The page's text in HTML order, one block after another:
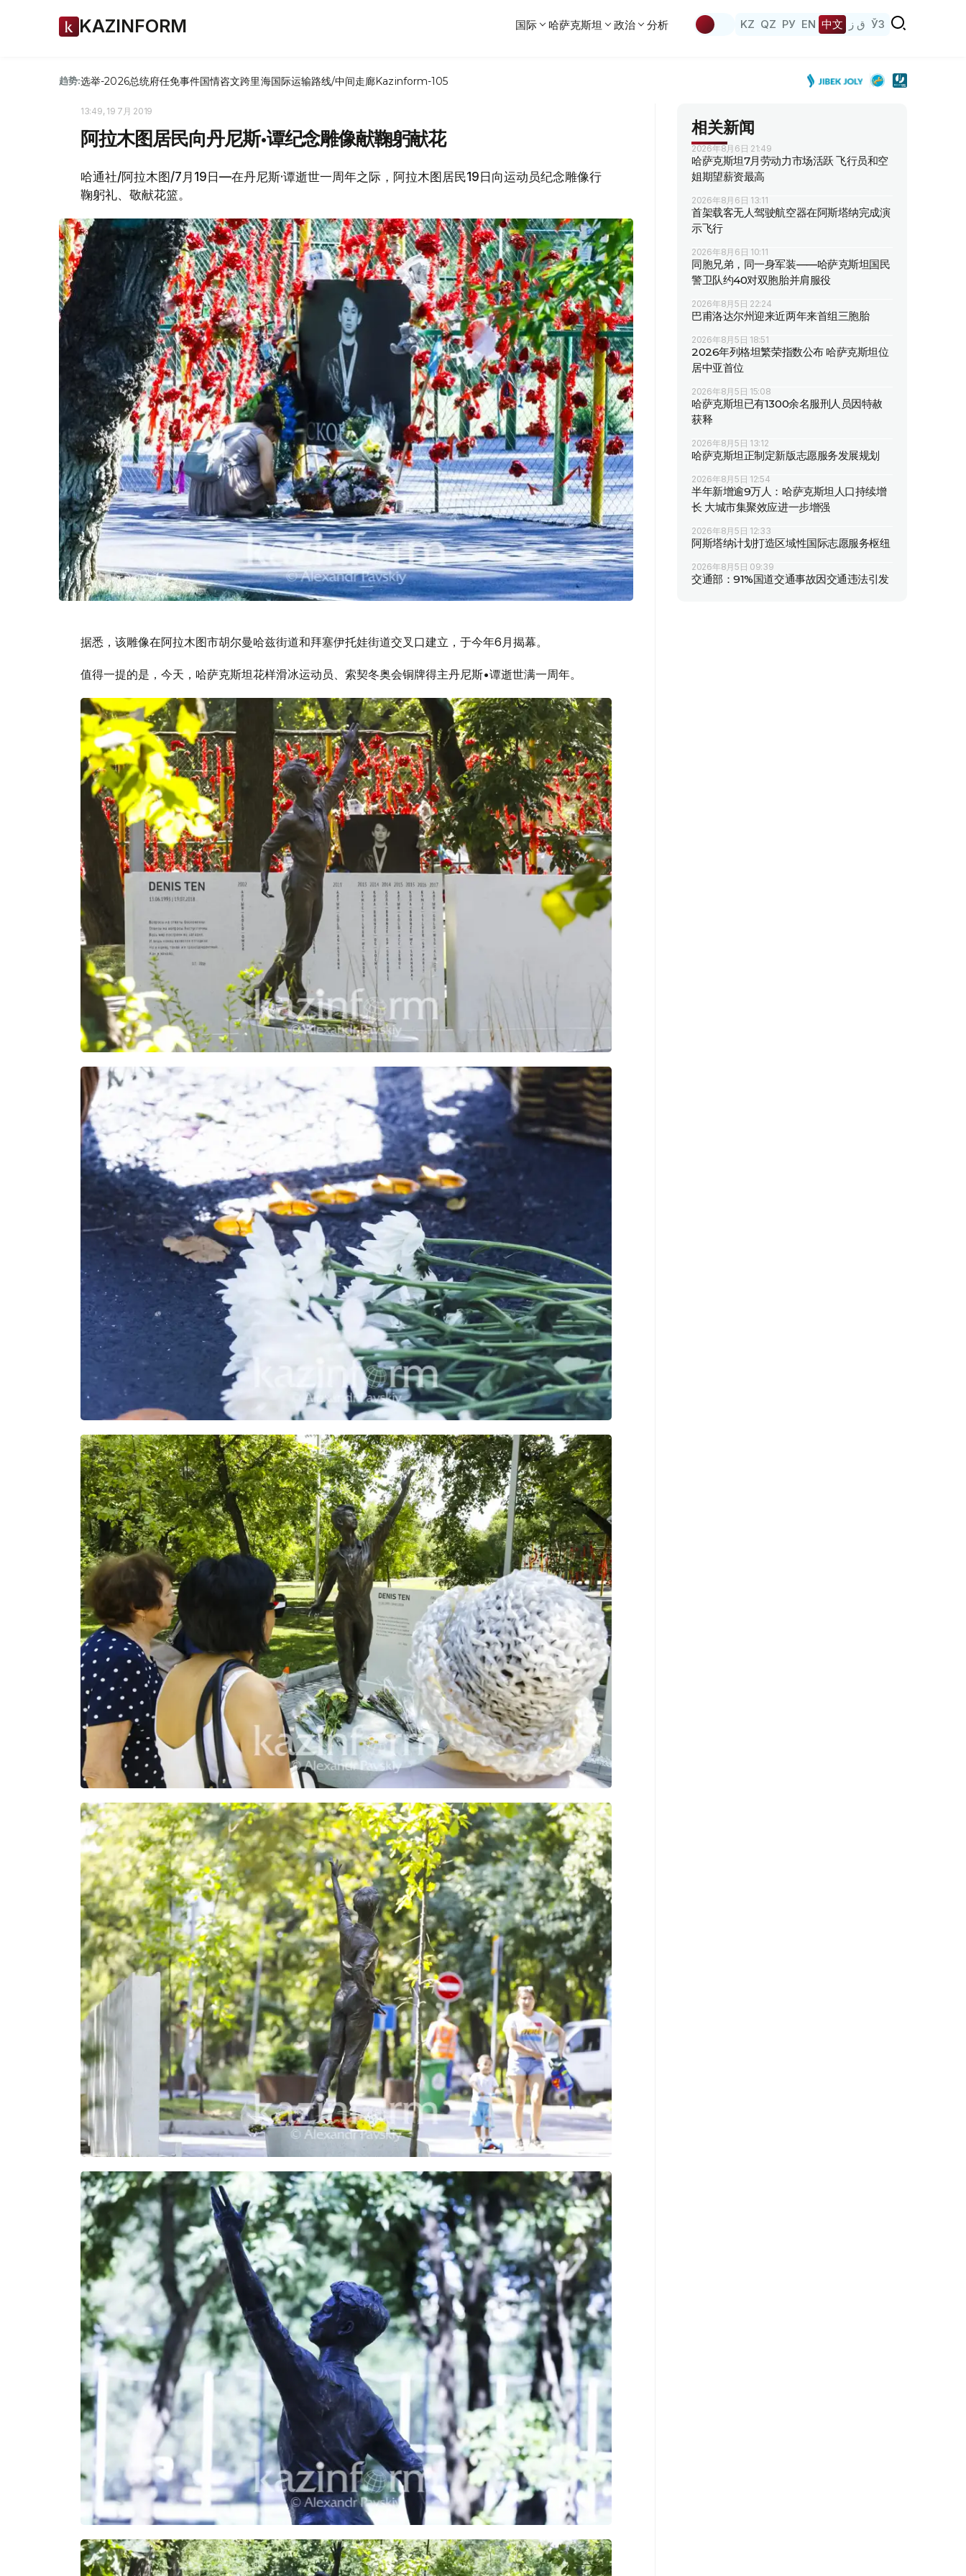
KAZINFORM 国际 哈萨克斯坦 政治 分析 KZ QZ РУ EN 中文 ق ز ЎЗ
趋势:选举-2026总统府任免事件国情咨文跨里海国际运输路线/中间走廊Kazinform-105
13:49, 19 7月 2019
阿拉木图居民向丹尼斯•谭纪念雕像献鞠躬献花
哈通社/阿拉木图/7月19日—在丹尼斯·谭逝世一周年之际，阿拉木图居民19日向运动员纪念雕像行
鞠躬礼、敬献花篮。
据悉，该雕像在阿拉木图市胡尔曼哈兹街道和拜塞伊托娃街道交叉口建立，于今年6月揭幕。
值得一提的是，今天，哈萨克斯坦花样滑冰运动员、索契冬奥会铜牌得主丹尼斯•谭逝世满一周年。
相关新闻
2026年8月6日 21:49
哈萨克斯坦7月劳动力市场活跃 飞行员和空
姐期望薪资最高
2026年8月6日 13:11
首架载客无人驾驶航空器在阿斯塔纳完成演
示飞行
2026年8月6日 10:11
同胞兄弟，同一身军装——哈萨克斯坦国民
警卫队约40对双胞胎并肩服役
2026年8月5日 22:24
巴甫洛达尔州迎来近两年来首组三胞胎
2026年8月5日 18:51
2026年列格坦繁荣指数公布 哈萨克斯坦位
居中亚首位
2026年8月5日 15:08
哈萨克斯坦已有1300余名服刑人员因特赦
获释
2026年8月5日 13:12
哈萨克斯坦正制定新版志愿服务发展规划
2026年8月5日 12:54
半年新增逾9万人：哈萨克斯坦人口持续增
长 大城市集聚效应进一步增强
2026年8月5日 12:33
阿斯塔纳计划打造区域性国际志愿服务枢纽
2026年8月5日 09:39
交通部：91%国道交通事故因交通违法引发